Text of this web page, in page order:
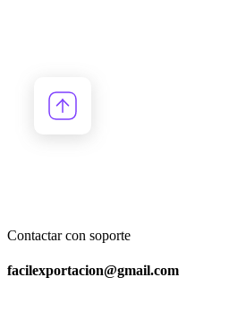
Contactar con soporte
facilexportacion@gmail.com